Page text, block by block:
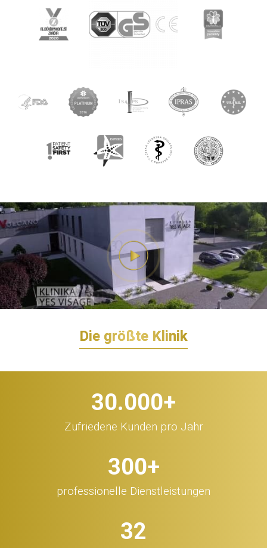
Die größte Klinik
30.000+
Zufriedene Kunden pro Jahr
300+
professionelle Dienstleistungen
32